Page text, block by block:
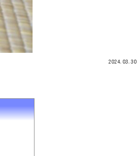
2024.03.30